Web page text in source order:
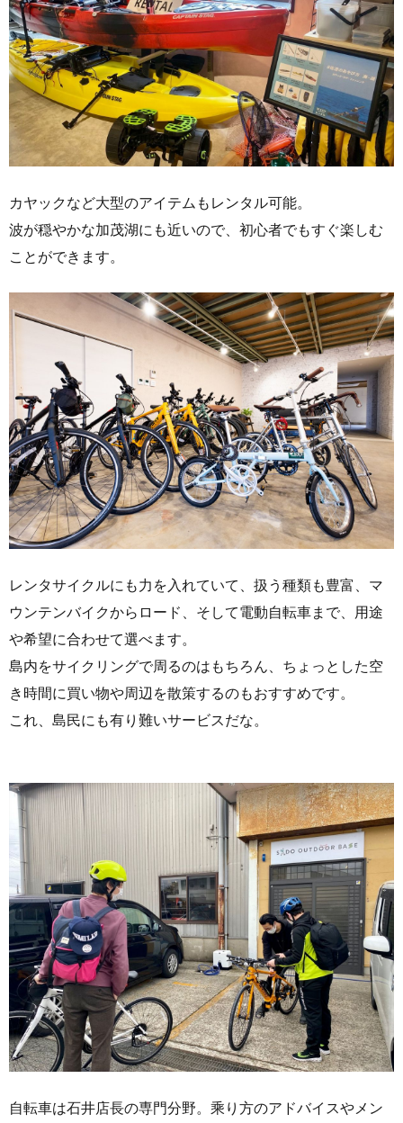
カヤックなど大型のアイテムもレンタル可能。
波が穏やかな加茂湖にも近いので、初心者でもすぐ楽しむ
ことができます。
レンタサイクルにも力を入れていて、扱う種類も豊富、マ
ウンテンバイクからロード、そして電動自転車まで、用途
や希望に合わせて選べます。
島内をサイクリングで周るのはもちろん、ちょっとした空
き時間に買い物や周辺を散策するのもおすすめです。
これ、島民にも有り難いサービスだな。
自転車は石井店長の専門分野。乘り方のアドバイスやメン